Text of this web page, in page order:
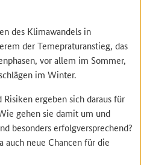
des Klimawandels in
der Temepraturanstieg, das
vor allem im Sommer,
im Winter.
ergeben sich daraus für
gehen sie damit um und
besonders erfolgversprechend?
auch neue Chancen für die